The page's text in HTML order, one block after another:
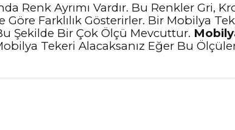
Renk Ayrımı Vardır. Bu Renkler Gri,
Farklılık Gösterirler. Bir Mobilya
Şekilde Bir Çok Ölçü Mevcuttur.
Tekeri Alacaksanız Eğer Bu